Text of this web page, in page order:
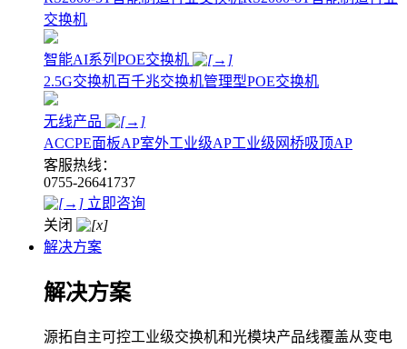
交换机
智能AI系列POE交换机
2.5G交换机百千兆交换机管理型POE交换机
无线产品
ACCPE面板AP室外工业级AP工业级网桥吸顶AP
客服热线：
0755-26641737
立即咨询
关闭
解决方案
解决方案
源拓自主可控工业级交换机和光模块产品线覆盖从变电